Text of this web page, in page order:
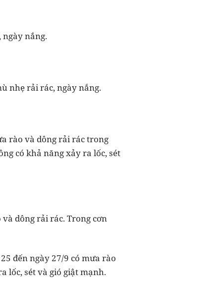
ngày nắng.
nhẹ rải rác, ngày nắng.
rào và dông rải rác trong
có khả năng xảy ra lốc, sét
dông rải rác. Trong cơn
đến ngày 27/9 có mưa rào
lốc, sét và gió giật mạnh.